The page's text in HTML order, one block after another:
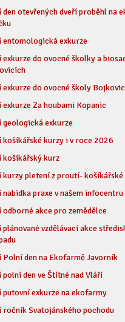
den otevřených dveří proběhl na
entomologická exkurze
exkurze do ovocné školky a
exkurze do ovocné školy
exkurze Za houbami Kopanic
geologická exkurze
košíkářské kurzy i v roce 2026
košíkářský kurz
kurzy pletení z proutí-
nabidka praxe v našem infocentru
odborné akce pro zemědělce
plánované vzdělávací akce
Polní den na Ekofarmě Javorník
polní den ve Štítné nad Vláří
putovní exkurze na ekofarmy
ročník Svatojánského pochodu